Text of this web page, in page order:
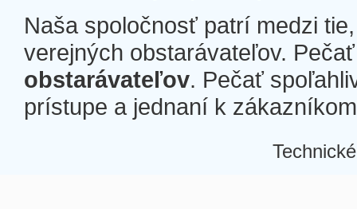
Naša spoločnosť patrí medzi
verejných obstarávateľov.
obstarávateľov. Pečať
prístupe a jednaní k